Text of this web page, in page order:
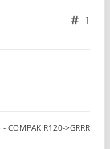
1
R120->GRRR